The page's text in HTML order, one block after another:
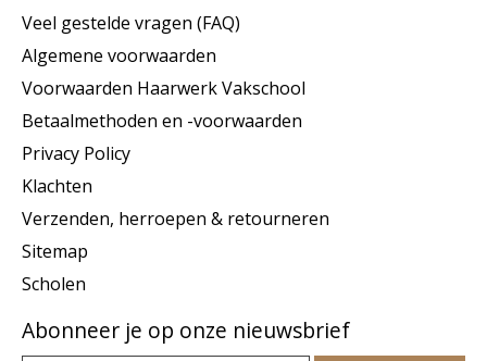
Veel gestelde vragen (FAQ)
Algemene voorwaarden
Voorwaarden Haarwerk Vakschool
Betaalmethoden en -voorwaarden
Privacy Policy
Klachten
Verzenden, herroepen & retourneren
Sitemap
Scholen
Abonneer je op onze nieuwsbrief